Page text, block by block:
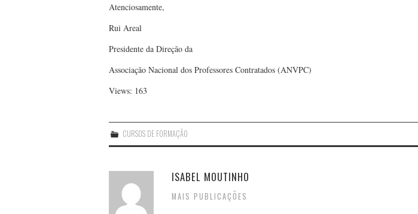
Atenciosamente,
Rui Areal
Presidente da Direção da
Associação Nacional dos Professores Contratados (ANVPC)
Views: 163
CURSOS DE FORMAÇÃO
ISABEL MOUTINHO
MAIS PUBLICAÇÕES